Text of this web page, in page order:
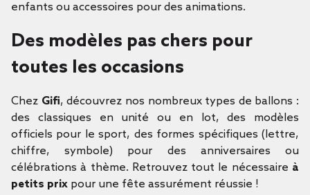
enfants ou accessoires pour des animations.
Des modèles pas chers pour
toutes les occasions
Chez Gifi, découvrez nos nombreux types de ballons :
des classiques en unité ou en lot, des modèles
officiels pour le sport, des formes spécifiques (lettre,
chiffre, symbole) pour des anniversaires ou
célébrations à thème. Retrouvez tout le nécessaire à
petits prix pour une fête assurément réussie !